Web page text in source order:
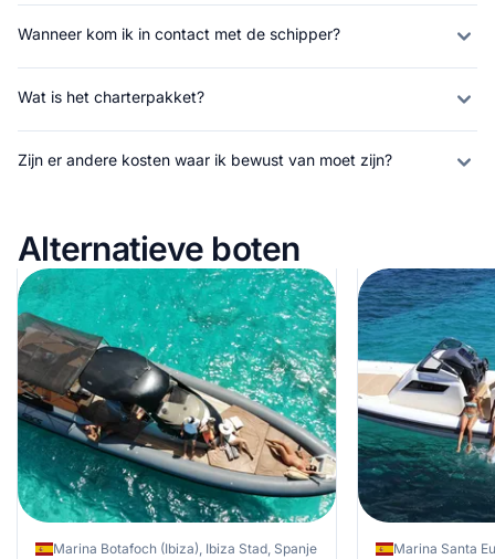
Wanneer kom ik in contact met de schipper?
Wat is het charterpakket?
Zijn er andere kosten waar ik bewust van moet zijn?
Alternatieve boten
Marina Botafoch (Ibiza), Ibiza Stad, Spanje